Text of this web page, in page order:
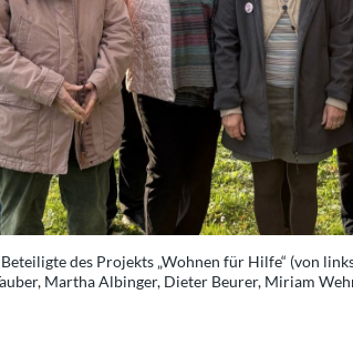
des Projekts „Wohnen für Hilfe“ (von
Martha Albinger, Dieter Beurer, Miriam